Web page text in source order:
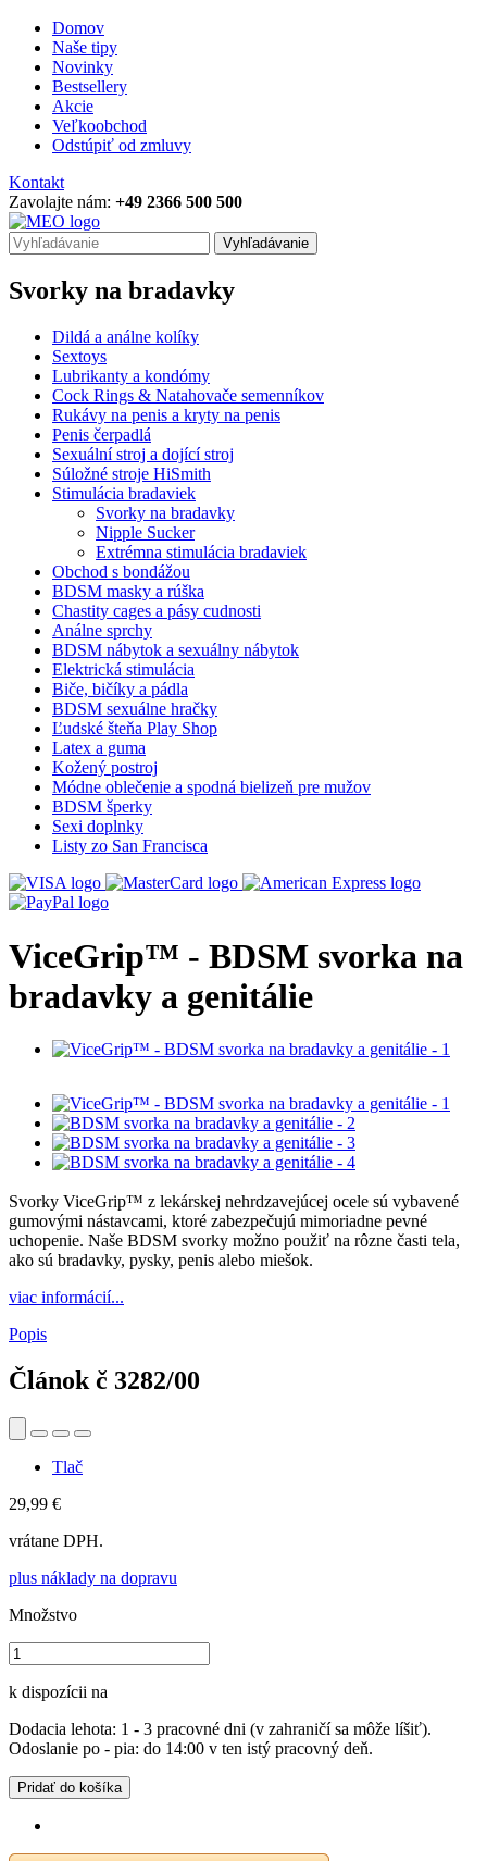
Domov
Naše tipy
Novinky
Bestsellery
Akcie
Veľkoobchod
Odstúpiť od zmluvy
Kontakt
Zavolajte nám: +49 2366 500 500
Vyhľadávanie
Svorky na bradavky
Dildá a análne kolíky
Sextoys
Lubrikanty a kondómy
Cock Rings & Natahovače semenníkov
Rukávy na penis a kryty na penis
Penis čerpadlá
Sexuální stroj a dojící stroj
Súložné stroje HiSmith
Stimulácia bradaviek
Svorky na bradavky
Nipple Sucker
Extrémna stimulácia bradaviek
Obchod s bondážou
BDSM masky a rúška
Chastity cages a pásy cudnosti
Análne sprchy
BDSM nábytok a sexuálny nábytok
Elektrická stimulácia
Biče, bičíky a pádla
BDSM sexuálne hračky
Ľudské šteňa Play Shop
Latex a guma
Kožený postroj
Módne oblečenie a spodná bielizeň pre mužov
BDSM šperky
Sexi doplnky
Listy zo San Francisca
ViceGrip™ - BDSM svorka na
bradavky a genitálie
Svorky ViceGrip™ z lekárskej nehrdzavejúcej ocele sú vybavené
gumovými nástavcami, ktoré zabezpečujú mimoriadne pevné
uchopenie. Naše BDSM svorky možno použiť na rôzne časti tela,
ako sú bradavky, pysky, penis alebo miešok.
viac informácií...
Popis
Článok č 3282/00
Tlač
29,99 €
vrátane DPH.
plus náklady na dopravu
Množstvo
k dispozícii na
Dodacia lehota: 1 - 3 pracovné dni (v zahraničí sa môže líšiť).
Odoslanie po - pia: do 14:00 v ten istý pracovný deň.
Pridať do košíka